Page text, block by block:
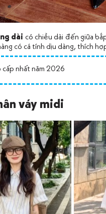
dài có chiều dài đến giữa
có cá tính dịu dàng, thích
cấp nhất năm 2026
váy midi